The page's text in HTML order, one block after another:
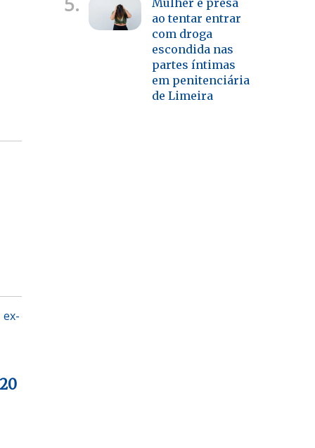
ao tentar entrar
com droga
escondida nas
partes íntimas
em penitenciária
de Limeira